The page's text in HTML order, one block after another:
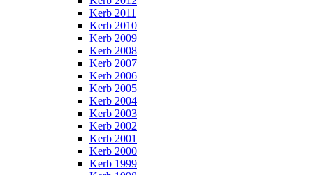
Kerb 2011
Kerb 2010
Kerb 2009
Kerb 2008
Kerb 2007
Kerb 2006
Kerb 2005
Kerb 2004
Kerb 2003
Kerb 2002
Kerb 2001
Kerb 2000
Kerb 1999